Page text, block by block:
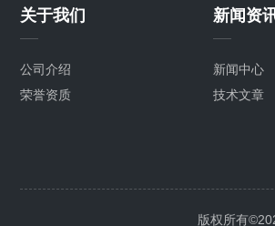
关于我们
公司介绍
荣誉资质
新闻资
新闻中心
技术文章
版权所有